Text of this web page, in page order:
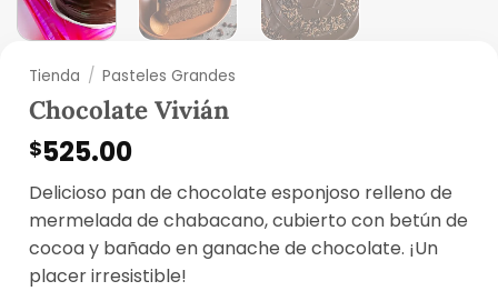
Tienda / Pasteles Grandes
Chocolate Vivián
$525.00
Delicioso pan de chocolate esponjoso relleno de
mermelada de chabacano, cubierto con betún de
cocoa y bañado en ganache de chocolate. ¡Un
placer irresistible!